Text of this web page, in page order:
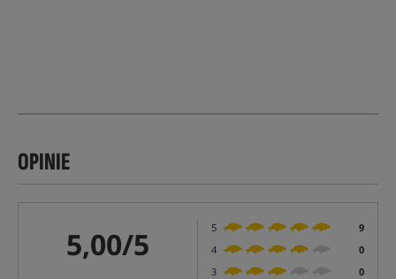
OPINIE
5,00/5 5
9
4
0
3
0